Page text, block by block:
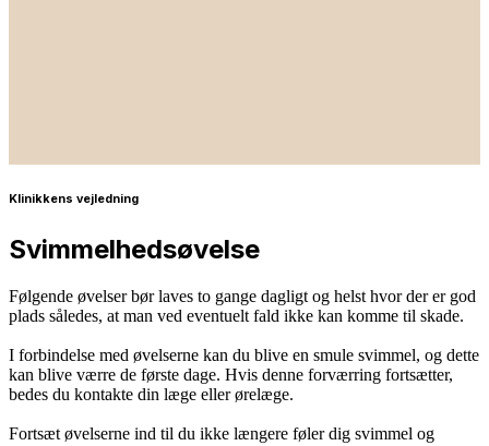
Klinikkens vejledning
Svimmelhedsøvelse
Følgende øvelser bør laves to gange dagligt og helst hvor der er god
plads således, at man ved eventuelt fald ikke kan komme til skade.
I forbindelse med øvelserne kan du blive en smule svimmel, og dette
kan blive værre de første dage. Hvis denne forværring fortsætter,
bedes du kontakte din læge eller ørelæge.
Fortsæt øvelserne ind til du ikke længere føler dig svimmel og